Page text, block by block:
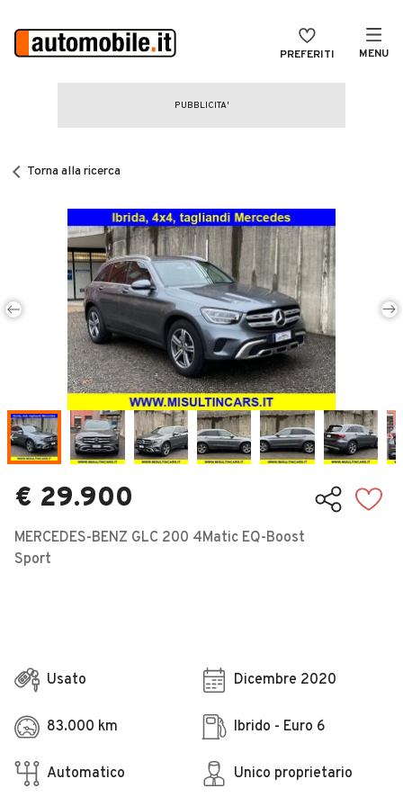
PREFERITI MENU
CERCA
Auto Nuove
Noleggio a lungo termine
Auto d'epoca
Moto
Camper
Veicoli Commerciali
Concessionari
Torna alla ricerca
€ 29.900
MERCEDES-BENZ GLC 200 4Matic EQ-Boost
Sport
Usato Dicembre 2020
83.000 km Ibrido - Euro 6
Automatico Unico proprietario